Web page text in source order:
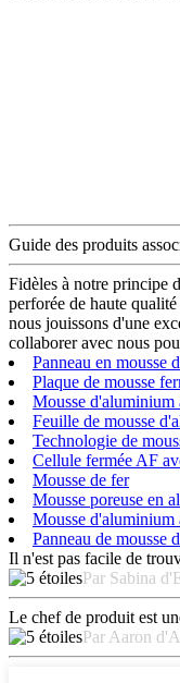
Guide des produits
Fidèles à notre principe
perforée de haute
nous jouissons d'une
collaborer avec nous
Panneau en mousse
Plaque de mousse
Mousse d'aluminium
Feuille de mousse
Technologie de
Cellule fermée AF
Mousse de fer
Mousse poreuse en
Mousse d'aluminium
Panneau de mousse
Il n'est pas facile de
Par Sabina
Le chef de produit est
Par Aaron